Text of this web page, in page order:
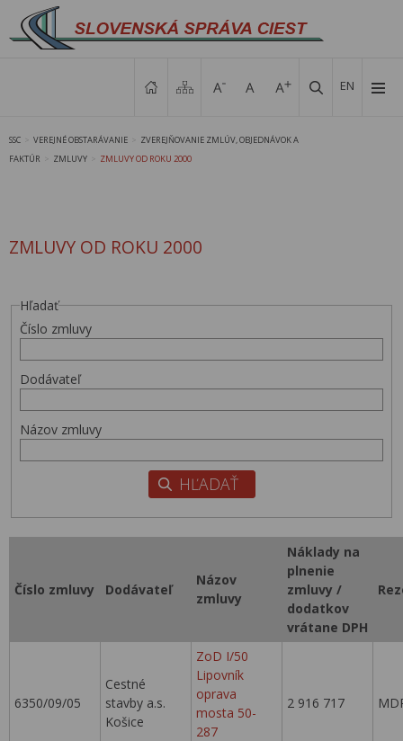
EN
SSC VEREJNÉ OBSTARÁVANIE
ZVEREJŇOVANIE ZMLÚV, OBJEDNÁVOK A
FAKTÚR
ZMLUVY ZMLUVY OD ROKU 2000
ZMLUVY OD ROKU 2000
Hľadať
Číslo zmluvy
Dodávateľ
Názov zmluvy
Číslo zmluvy Dodávateľ
Názov
zmluvy
Náklady na
plnenie
zmluvy /
dodatkov
vrátane DPH
6350/09/05
Cestné
stavby a.s.
Košice
ZoD I/50
Lipovník
oprava
mosta 50-
287
2 916 717